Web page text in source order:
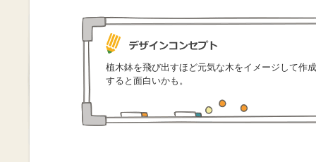
植木鉢を飛び出すほど元気な木をイメージして作
すると面白いかも。